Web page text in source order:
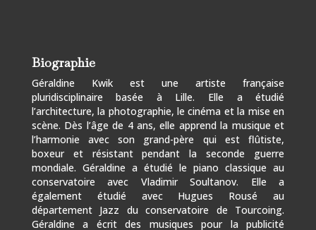
Biographie
Géraldine Kwik est une artiste française
pluridisciplinaire basée à Lille. Elle a étudié
l’architecture, la photographie, le cinéma et la mise en
scène. Dès l’âge de 4 ans, elle apprend la musique et
l’harmonie avec son grand-père qui est flûtiste,
boxeur et résistant pendant la seconde guerre
mondiale. Géraldine a étudié le piano classique au
conservatoire avec Vladimir Soultanov. Elle a
également étudié avec Hugues Rousé au
département Jazz du conservatoire de Tourcoing.
Géraldine a écrit des musiques pour la publicité